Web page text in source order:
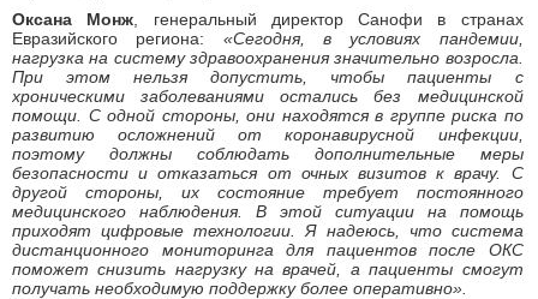
Оксана Монж , генеральный директор Санофи в странах
Евразийского региона: «Сегодня, в условиях пандемии,
нагрузка на систему здравоохранения значительно возросла.
При этом нельзя допустить, чтобы пациенты с
хроническими заболеваниями остались без медицинской
помощи. С одной стороны, они находятся в группе риска по
развитию осложнений от коронавирусной инфекции,
поэтому должны соблюдать дополнительные меры
безопасности и отказаться от очных визитов к врачу. С
другой стороны, их состояние требует постоянного
медицинского наблюдения. В этой ситуации на помощь
приходят цифровые технологии. Я надеюсь, что система
дистанционного мониторинга для пациентов после ОКС
поможет снизить нагрузку на врачей, а пациенты смогут
получать необходимую поддержку более оперативно».